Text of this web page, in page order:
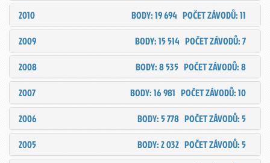
2010
POČET ZÁVODŮ: 11
BODY: 19 694
2009
POČET ZÁVODŮ: 7
BODY: 15 514
2008
POČET ZÁVODŮ: 8
BODY: 8 535
2007
POČET ZÁVODŮ: 10
BODY: 16 981
2006
POČET ZÁVODŮ: 5
BODY: 5 778
2005
POČET ZÁVODŮ: 5
BODY: 2 032